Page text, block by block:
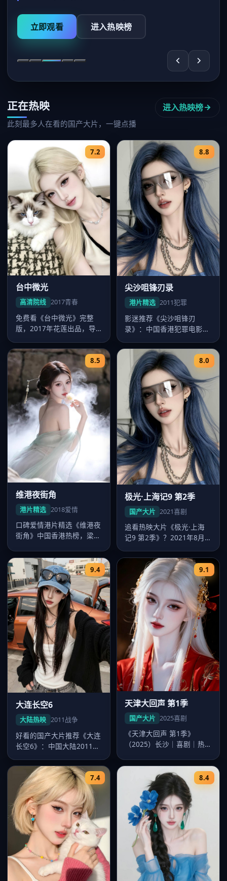
立即观看 进入热映榜
正在热映
此刻最多人在看的国产大片，一键点播
进入热映榜
7.2
台中微光
高清院线 2017青春
免费看《台中微光》完整
版，2017年花莲出品，导
淇、桂纶…
8.8
尖沙咀锋刃录
港片精选 2011犯罪
影迷推荐《尖沙咀锋刃
录》：中国香港犯罪电影，
月7…
8.5
维港夜街角
港片精选 2018爱情
口碑爱情港片精选《维港夜
街角》中国香港热榜，梁朝
宇森调度…
8.0
极光·上海记9 第2季
国产大片 2021喜剧
追看热映大片《极光·上海
记9 第2季》？2021年8月
9.4
大连长空6
大陆热映 2011战争
好看的国产大片推荐《大连
长空6》：中国大陆2011年
沁领…
9.1
天津大回声 第1季
国产大片 2025喜剧
《天津大回声 第1季》
（2025）长沙｜喜剧｜热
腾、易烊…
7.4 8.4